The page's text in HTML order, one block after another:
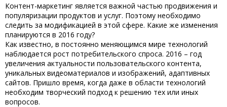
Контент-маркетинг является важной частью продвижения и
популяризации продуктов и услуг. Поэтому необходимо
следить за модификацией в этой сфере. Какие же изменения
планируются в 2016 году?
Как известно, в постоянно меняющимся мире технологий
наблюдается рост потребительского спроса. 2016 – год
увеличения актуальности пользовательского контента,
уникальных видеоматериалов и изображений, адаптивных
сайтов. Пришло время, когда даже в области технологий
необходим творческий подход к решению тех или иных
вопросов.